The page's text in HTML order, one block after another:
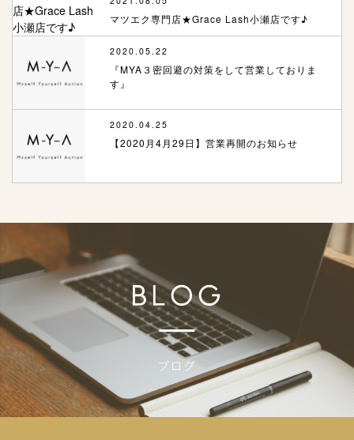
マツエク専門店★Grace Lash小瀬店です♪
2020.05.22
『MYA３密回避の対策をして営業しておりま
す』
2020.04.25
【2020月4月29日】営業再開のお知らせ